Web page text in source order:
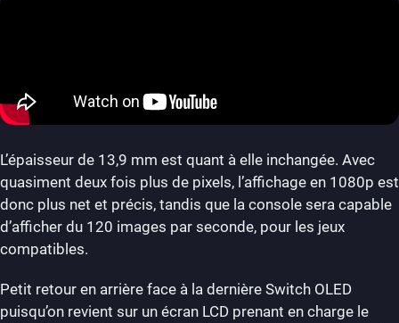
L’épaisseur de 13,9 mm est quant à elle inchangée. Avec
quasiment deux fois plus de pixels, l’affichage en 1080p est
donc plus net et précis, tandis que la console sera capable
d’afficher du 120 images par seconde, pour les jeux
compatibles.
Petit retour en arrière face à la dernière Switch OLED
puisqu’on revient sur un écran LCD prenant en charge le